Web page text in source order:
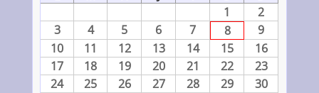
1
2
3
4 5 6 7 8
9
10
11 12 13 14 15
16
17
18 19 20 21 22
23
24
25 26 27 28 29
30